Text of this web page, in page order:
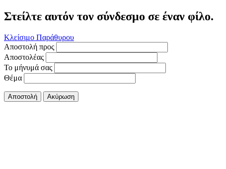
Στείλτε αυτόν τον σύνδεσμο σε έναν φίλο.
Κλείσιμο Παράθυρου
Αποστολή προς
Αποστολέας
Το μήνυμά σας
Θέμα
Αποστολή Ακύρωση